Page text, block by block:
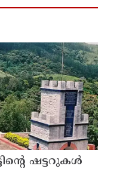
ഷട്ടറുകൾ